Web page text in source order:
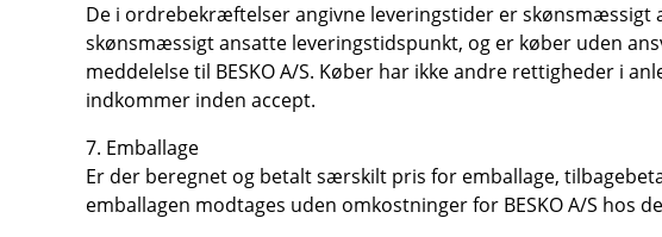
De i ordrebekræftelser angivne leveringstider er skønsmæssigt
skønsmæssigt ansatte leveringstidspunkt, og er køber uden
meddelelse til BESKO A/S. Køber har ikke andre rettigheder i
indkommer inden accept.
7. Emballage
Er der beregnet og betalt særskilt pris for emballage,
emballagen modtages uden omkostninger for BESKO A/S hos